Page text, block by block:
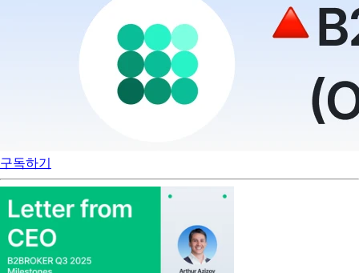
구독하기